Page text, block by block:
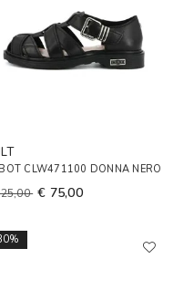
CLW471100 DONNA NERO
€ 75,00